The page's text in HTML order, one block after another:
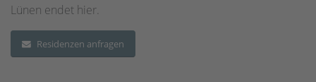
Lünen endet hier.
Residenzen anfragen